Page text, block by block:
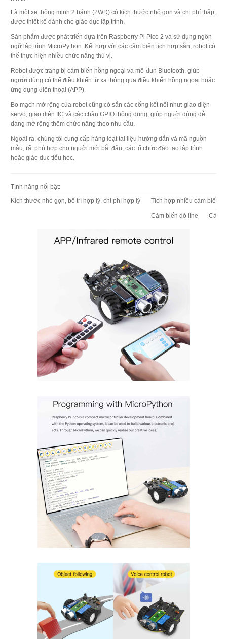
trình
python
lượng
Là một xe thông minh 2 bánh (2WD) có kích thước nhỏ gọn và chi phí thấp,
được thiết kế dành cho giáo dục lập trình.
Sản phẩm được phát triển dựa trên Raspberry Pi Pico 2 và sử dụng ngôn
ngữ lập trình MicroPython. Kết hợp với các cảm biến tích hợp sẵn, robot có
thể thực hiện nhiều chức năng thú vị.
Robot được trang bị cảm biến hồng ngoại và mô-đun Bluetooth, giúp
người dùng có thể điều khiển từ xa thông qua điều khiển hồng ngoại hoặc
ứng dụng điện thoại (APP).
Bo mạch mở rộng của robot cũng có sẵn các cổng kết nối như: giao diện
servo, giao diện IIC và các chân GPIO thông dụng, giúp người dùng dễ
dàng mở rộng thêm chức năng theo nhu cầu.
Ngoài ra, chúng tôi cung cấp hàng loạt tài liệu hướng dẫn và mã nguồn
mẫu, rất phù hợp cho người mới bắt đầu, các tổ chức đào tạo lập trình
hoặc giáo dục tiểu học.
Tính năng nổi bật:
Kích thước nhỏ gọn, bố trí hợp lý, chi phí hợp lý
Tích hợp nhiều cảm biến
Cảm biến dò line Cảm